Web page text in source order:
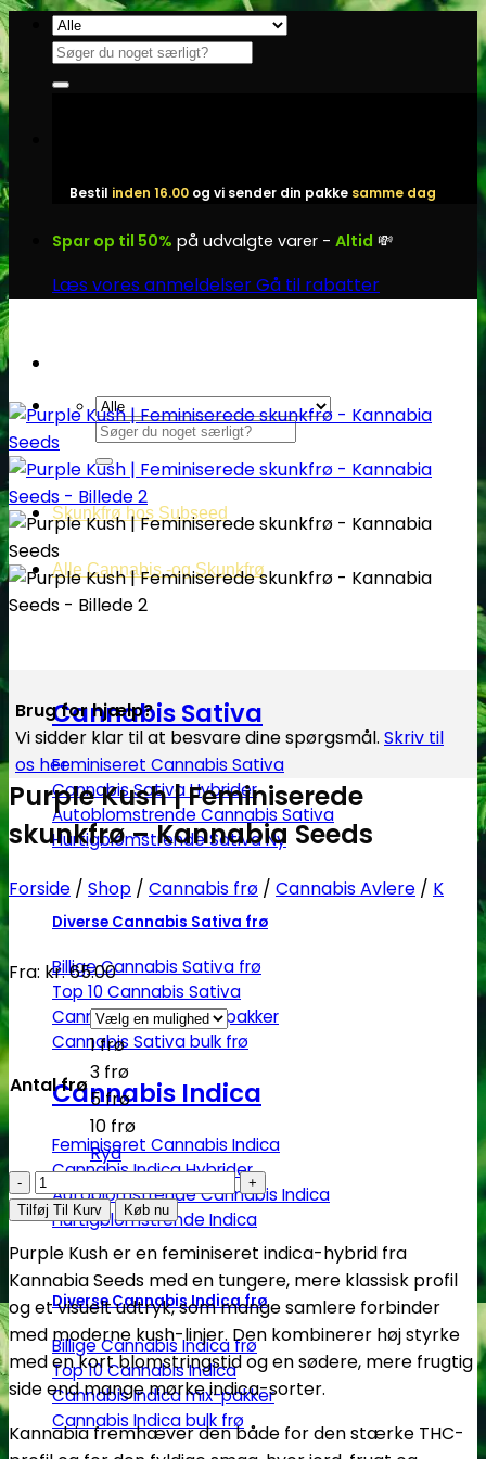
Fortsæt
indhold
Søg
efter:
Bestil inden 16.00 og vi sender din pakke samme dag
Spar op til 50% på udvalgte varer - Altid 💸
Læs vores anmeldelserGå til rabatter
Søg
efter:
Skunkfrø hos Subseed
Alle Cannabis -og Skunkfrø
Cannabis Sativa
Feminiseret Cannabis Sativa
Cannabis Sativa Hybrider
Autoblomstrende Cannabis Sativa
Hurtigblomstrende Sativa
Diverse Cannabis Sativa frø
Billige Cannabis Sativa frø
Top 10 Cannabis Sativa
Cannabis Sativa mix-pakker
Cannabis Sativa bulk frø
Cannabis Indica
Feminiseret Cannabis Indica
Cannabis Indica Hybrider
Autoblomstrende Cannabis Indica
Hurtigblomstrende Indica
Diverse Cannabis Indica frø
Billige Cannabis Indica frø
Top 10 Cannabis Indica
Cannabis Indica mix-pakker
Cannabis Indica bulk frø
Brug for hjælp?
Vi sidder klar til at besvare dine spørgsmål. Skriv til
os her
Purple Kush | Feminiserede
skunkfrø – Kannabia Seeds
Forside / Shop / Cannabis frø / Cannabis Avlere / K
Fra: kr.65.00
Antal frø
1 frø
3 frø
5 frø
10 frø
Ryd
Purple
Kush
Feminiserede
skunkfrø
-
Kannabia
Seeds
antal
Tilføj Til Kurv Køb nu
Purple Kush er en feminiseret indica-hybrid fra
Kannabia Seeds med en tungere, mere klassisk profil
og et visuelt udtryk, som mange samlere forbinder
med moderne kush-linjer. Den kombinerer høj styrke
med en kort blomstringstid og en sødere, mere frugtig
side end mange mørke indica-sorter.
Kannabia fremhæver den både for den stærke THC-